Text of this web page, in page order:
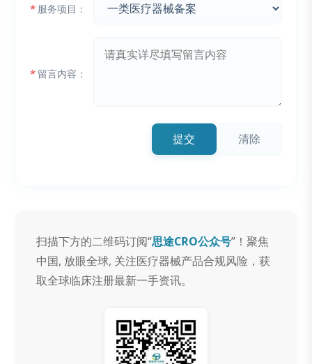
* 服务项目：
* 留言内容：
提交 清除
扫描下方的二维码订阅“思途CRO公众号”！聚焦
中国, 放眼全球, 关注医疗器械产品合规风险，获
取全球临床注册最新一手资讯。